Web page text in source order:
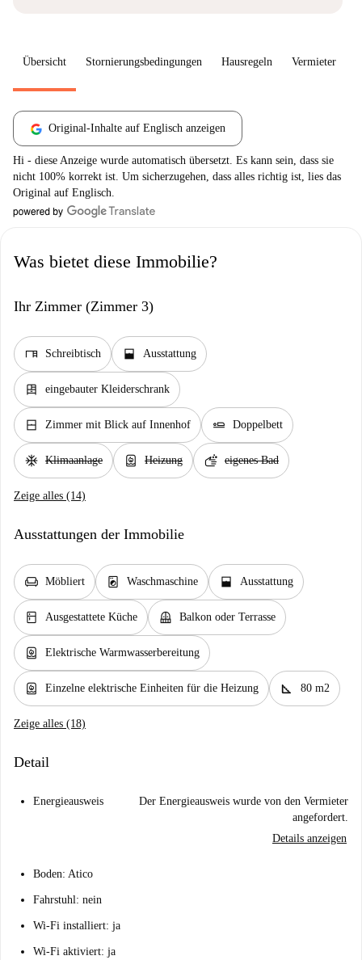
Übersicht Stornierungsbedingungen Hausregeln Vermieter
Original-Inhalte auf Englisch anzeigen
Hi - diese Anzeige wurde automatisch übersetzt. Es kann sein, dass sie
nicht 100% korrekt ist. Um sicherzugehen, dass alles richtig ist, lies das
Original auf Englisch.
Was bietet diese Immobilie?
Ihr Zimmer (Zimmer 3)
desk Schreibtisch window_open Ausstattung
dresser eingebauter Kleiderschrank
window_closed Zimmer mit Blick auf Innenhof airline_seat_flat Doppelbett
ac_unit Klimaanlage water_heater Heizung soap eigenes Bad
Zeige alles (14)
Ausstattungen der Immobilie
chair Möbliert local_laundry_service Waschmaschine window_open Ausstattung
kitchen Ausgestattete Küche balcony Balkon oder Terrasse
water_heater Elektrische Warmwasserbereitung
water_heater Einzelne elektrische Einheiten für die Heizung square_foot 80 m2
Zeige alles (18)
Detail
Energieausweis
Der Energieausweis wurde von den Vermieter
angefordert.
Details anzeigen
Boden: Atico
Fahrstuhl: nein
Wi-Fi installiert: ja
Wi-Fi aktiviert: ja